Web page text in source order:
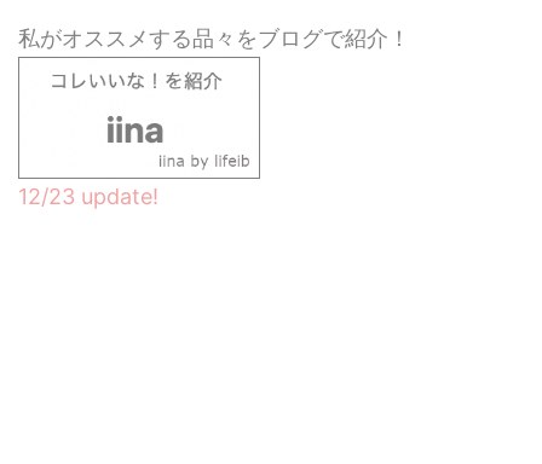
私がオススメする品々をブログで紹介！
12/23 update!